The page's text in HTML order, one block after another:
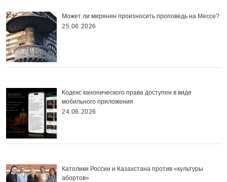
Может ли мирянин произносить проповедь на Мессе?
25.06.2026
Кодекс канонического права доступен в виде
мобильного приложения
24.06.2026
Католики России и Казахстана против «культуры
абортов»